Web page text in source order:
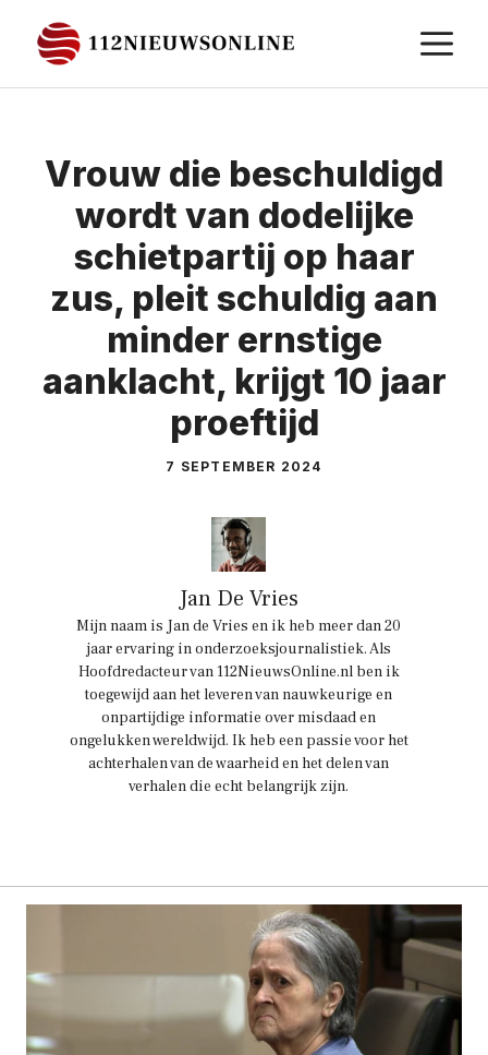
naar
de
Vrouw die beschuldigd
wordt van dodelijke
schietpartij op haar
zus, pleit schuldig aan
minder ernstige
aanklacht, krijgt 10 jaar
proeftijd
7 SEPTEMBER 2024
Jan De Vries
Mijn naam is Jan de Vries en ik heb meer dan 20
jaar ervaring in onderzoeksjournalistiek. Als
Hoofdredacteur van 112NieuwsOnline.nl ben ik
toegewijd aan het leveren van nauwkeurige en
onpartijdige informatie over misdaad en
ongelukken wereldwijd. Ik heb een passie voor het
achterhalen van de waarheid en het delen van
verhalen die echt belangrijk zijn.